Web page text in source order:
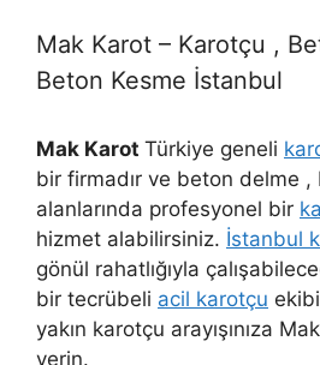
Mak Karot – Karotçu ,
Beton Kesme İstanbul
Mak Karot Türkiye geneli
bir firmadır ve beton delme ,
alanlarında profesyonel bir
hizmet alabilirsiniz. İstanbul
gönül rahatlığıyla
bir tecrübeli acil karotçu
yakın karotçu arayışınıza
verin.